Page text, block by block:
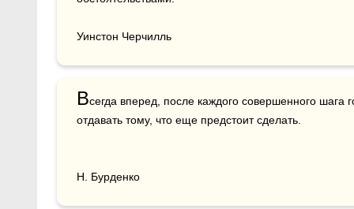
Уинстон Черчилль
Всегда вперед, после каждого совершенного
отдавать тому, что еще предстоит сделать.
Н. Бурденко